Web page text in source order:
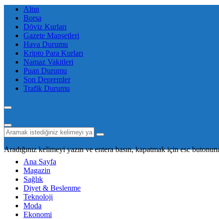
Altın
Borsa
Döviz Kurları
Gazete Manşetleri
Hava Durumu
Kripto Para Kurları
Namaz Vakitleri
Puan Durumu
Son Depremler
Trafik Durumu
Aradığınız kelimeyi yazın ve entera basın, kapatmak için esc
Ana Sayfa
Magazin
Sağlık
Diyet & Beslenme
Teknoloji
Moda
Ekonomi